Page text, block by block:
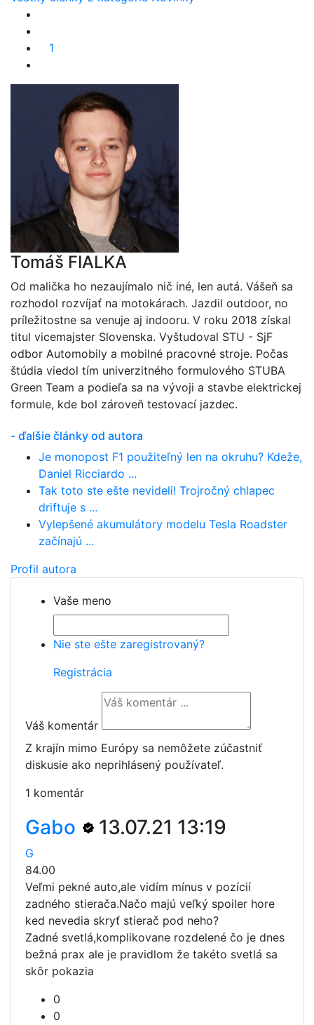
1
Tomáš FIALKA
Od malička ho nezaujímalo nič iné, len autá. Vášeň sa
rozhodol rozvíjať na motokárach. Jazdil outdoor, no
príležitostne sa venuje aj indooru. V roku 2018 získal
titul vicemajster Slovenska. Vyštudoval STU - SjF
odbor Automobily a mobilné pracovné stroje. Počas
štúdia viedol tím univerzitného formulového STUBA
Green Team a podieľa sa na vývoji a stavbe elektrickej
formule, kde bol zároveň testovací jazdec.
- ďalšie články od autora
Je monopost F1 použiteľný len na okruhu? Kdeže,
Daniel Ricciardo ...
Tak toto ste ešte nevideli! Trojročný chlapec
driftuje s ...
Vylepšené akumulátory modelu Tesla Roadster
začínajú ...
Profil autora
Vaše meno
Nie ste ešte zaregistrovaný?
Registrácia
Váš komentár
Z krajín mimo Európy sa nemôžete zúčastniť
diskusie ako neprihlásený používateľ.
1 komentár
Gabo 13.07.21 13:19
G
84.00
Veľmi pekné auto,ale vidím mínus v pozícií
zadného stierača.Načo majú veľký spoiler hore
ked nevedia skryť stierač pod neho?
Zadné svetlá,komplikovane rozdelené čo je dnes
bežná prax ale je pravidlom že takéto svetlá sa
skôr pokazia
0
0